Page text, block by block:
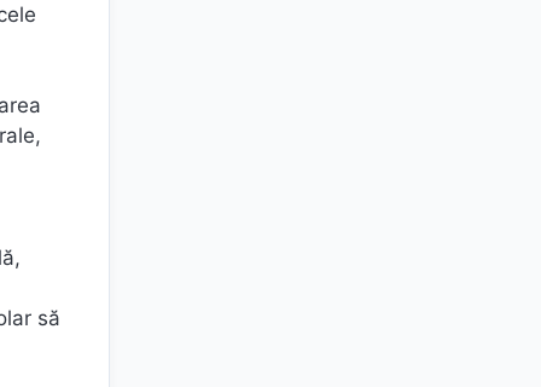
să